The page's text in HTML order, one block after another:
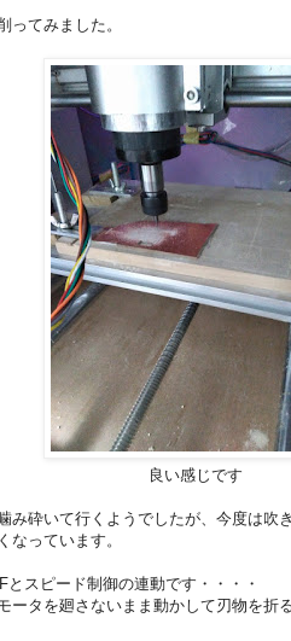
ってみました。
良い感じです
み砕いて行くようでしたが、今度は吹
なっています。
とスピード制御の連動です・・・・
ータを廻さないまま動かして刃物を折